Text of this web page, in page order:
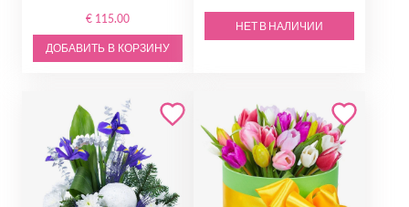
€ 115.00
ДОБАВИТЬ В КОРЗИНУ
НЕТ В НАЛИЧИИ